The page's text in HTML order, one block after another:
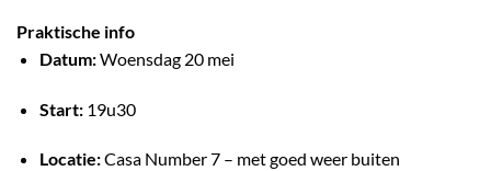
Praktische info
Datum:Woensdag 20 mei
Start:19u30
Locatie:Casa Number 7 – met goed weer buiten